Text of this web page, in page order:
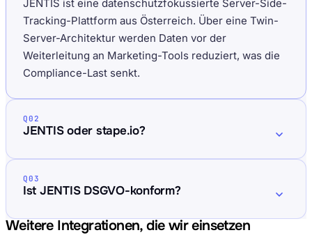
JENTIS ist eine datenschutzfokussierte Server-Side-
Tracking-Plattform aus Österreich. Über eine Twin-
Server-Architektur werden Daten vor der
Weiterleitung an Marketing-Tools reduziert, was die
Compliance-Last senkt.
Q02
JENTIS oder stape.io?
Q03
Ist JENTIS DSGVO-konform?
Weitere Integrationen, die wir einsetzen